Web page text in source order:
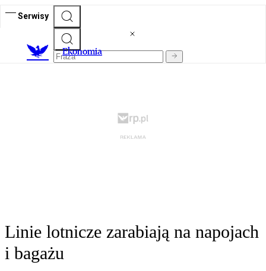
Serwisy
Ekonomia
Linie lotnicze zarabiają na napojach
i bagażu